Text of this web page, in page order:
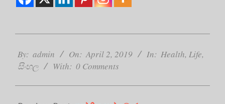
04-
02
By: admin On: April 2, 2019 In: Health, Life,
සිංහල
With: 0 Comments